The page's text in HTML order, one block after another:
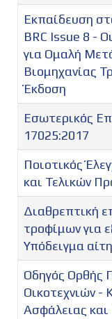
Εκπαίδευση
BRC Issue 8 -
για Ομαλή
Βιομηχανίας
Έκδοση
Εσωτερικός
17025:2017
Ποιοτικός
και Τελικών
Διαθρεπτική
τροφίμων για
Υπόδειγμα
Οδηγός Ορθής
Οικοτεχνιών -
Ασφάλειας